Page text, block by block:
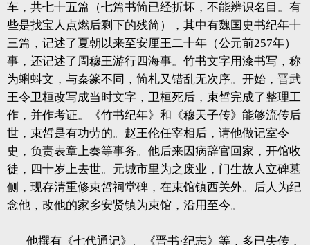
车，共七十五篇（七篇书简已经折坏，不能辨识名目。有
些是找宝人点燃后剩下的残简），其中有魏国史书纪年十
三篇，记述了夏朝以来至安厘王二十年（公元前257年）
事，还记述了周穆王游行四海事。竹书文字用漆书写，称
为蝌蚪文，与秦篆不同，简札又错乱无次序。开始，晋武
王令卫桓改写成当时文字，卫桓死后，束皙完成了整理工
作，并作考证。《竹书纪年》和《穆天子传》能够流传后
世，束皙是有功劳的。赵王伦任宰相后，请他做记室令
史，负责表章上奏等事务。他后来因病辞官回家，开馆收
徒，四十岁上去世。元城市里为之废业，门生故人立碑墓
侧，现存清重修束皙祠堂碑，在束馆镇西关外。后人为纪
念他，改他的家乡安贤镇为束馆，沿用至今。
他撰有《七代通记》、《晋书·纪志》等，多已失传，